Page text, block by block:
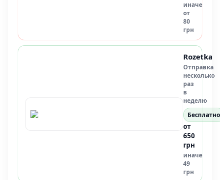
иначе
от
80
грн
Rozetka
Отправка
несколько
раз
в
неделю
Бесплатно
от
650
грн
иначе
49
грн